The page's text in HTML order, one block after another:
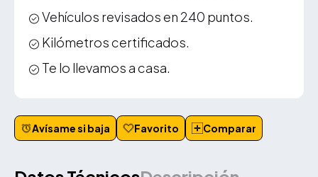
Vehículos revisados en 240 puntos.
Kilómetros certificados.
Te lo llevamos a casa.
Avísame si baja Favorito Comparar